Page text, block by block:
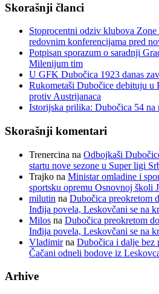
Skorašnji članci
Stoprocentni odziv klubova
redovnim konferencijama pred
Potpisan sporazum o saradnji
Milenijum tim
U GFK Dubočica 1923 danas
Rukometaši Dubočice debituju u
protiv Austrijanaca
Istorijska prilika: Dubočica 54 na
Skorašnji komentari
Trenercina na Odbojkaši
startu nove sezone u Super ligi
Trajko na Ministar omladine i
sportsku opremu Osnovnoj školi
milutin na Dubočica preokretom
Inđija povela, Leskovčani se na
Milos na Dubočica preokretom
Inđija povela, Leskovčani se na
Vladimirna Dubočica i dalje bez
Čačani odneli bodove iz
Arhive